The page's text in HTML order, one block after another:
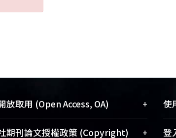
放取用 (Open Access, OA) +
用是從使用者角度提升資訊取用性
期刊論文授權政策 (Copyright) +
使
登